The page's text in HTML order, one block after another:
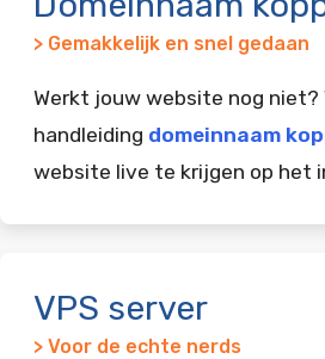
> Gemakkelijk en snel gedaan
Werkt jouw website nog niet?
handleiding domeinnaam
website live te krijgen op het
VPS server
> Voor de echte nerds